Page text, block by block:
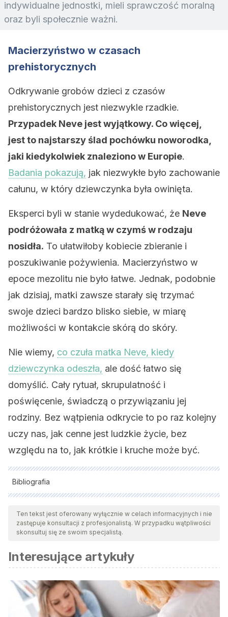
indywidualne jednostki, mieli sprawczość moralną
oraz byli społecznie ważni.
Macierzyństwo w czasach
prehistorycznych
Odkrywanie grobów dzieci z czasów
prehistorycznych jest niezwykle rzadkie.
Przypadek Neve jest wyjątkowy. Co więcej,
jest to najstarszy ślad pochówku noworodka,
jaki kiedykolwiek znaleziono w Europie.
Badania pokazują, jak niezwykłe było zachowanie
całunu, w który dziewczynka była owinięta.
Eksperci byli w stanie wydedukować, że Neve
podróżowała z matką w czymś w rodzaju
nosidła. To ułatwiłoby kobiecie zbieranie i
poszukiwanie pożywienia. Macierzyństwo w
epoce mezolitu nie było łatwe. Jednak, podobnie
jak dzisiaj, matki zawsze starały się trzymać
swoje dzieci bardzo blisko siebie, w miarę
możliwości w kontakcie skórą do skóry.
Nie wiemy, co czuła matka Neve, kiedy
dziewczynka odeszła, ale dość łatwo się
domyślić. Cały rytuał, skrupulatność i
poświęcenie, świadczą o przywiązaniu jej
rodziny. Bez wątpienia odkrycie to po raz kolejny
uczy nas, jak cenne jest ludzkie życie, bez
względu na to, jak krótkie i kruche może być.
Bibliografia
Wszystkie cytowane źródła zostały gruntownie
przeanalizowane przez nasz zespół w celu zapewnienia ich
jakości, wiarygodności, aktualności i ważności. Bibliografia
względem naukowym lub akademickim.
Gravel-Miguel, C., Cristiani, E., Hodgkins, J.et al.The
Ornaments of the Arma Veirana Early Mesolithic Infant
Burial.J Archaeol Method Theory
(2022).
https://doi.org/10.1007/s10816-022-09573-7
Ten tekst jest oferowany wyłącznie w celach informacyjnych i nie
zastępuje konsultacji z profesjonalistą. W przypadku wątpliwości
skonsultuj się ze swoim specjalistą.
Interesujące artykuły